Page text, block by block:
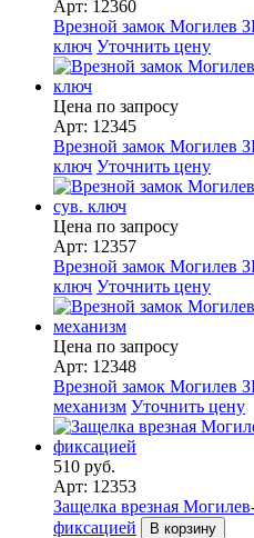
Арт: 12360
Врезной замок Могилев
ключ Уточнить цену
Цена по запросу
Арт: 12345
Врезной замок Могилев
ключ Уточнить цену
Цена по запросу
Арт: 12357
Врезной замок Могилев
ключ Уточнить цену
Цена по запросу
Арт: 12348
Врезной замок Могилев
механизм Уточнить цену
510 руб.
Арт: 12353
Защелка врезная
фиксацией
В корзину